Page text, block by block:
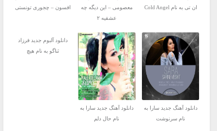
ان تی به نام Cold Angel
معصومی – این دیگه چه
عشقیه ۲
افسون – چجوری تونستی
دانلود آهنگ جدید سارا به
نام سرنوشت
دانلود آهنگ جدید سارا به
نام حال دلم
دانلود آلبوم جدید فرزاد
ثناگو به نام هیچ